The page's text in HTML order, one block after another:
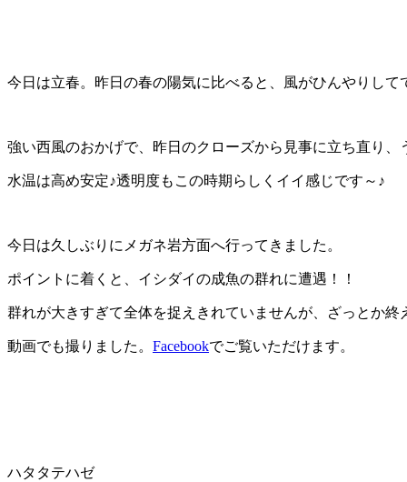
今日は立春。昨日の春の陽気に比べると、風がひんやりし
強い西風のおかげで、昨日のクローズから見事に立ち直り、
水温は高め安定♪透明度もこの時期らしくイイ感じです～♪
今日は久しぶりにメガネ岩方面へ行ってきました。
ポイントに着くと、イシダイの成魚の群れに遭遇！！
群れが大きすぎて全体を捉えきれていませんが、ざっとか
動画でも撮りました。 Facebookでご覧いただけます。
ハタタテハゼ